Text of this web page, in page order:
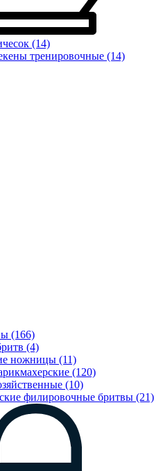
(14)
тренировочные (14)
(166)
(4)
ножницы (11)
(120)
(10)
филировочные бритвы (21)